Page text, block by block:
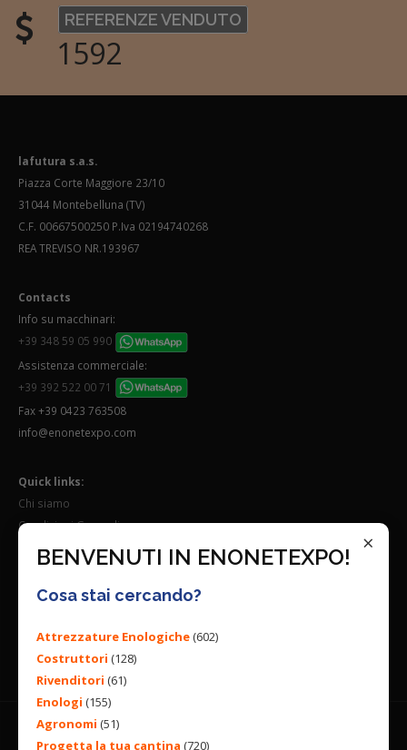
×
BENVENUTI IN ENONETEXPO!
Cosa stai cercando?
Attrezzature Enologiche(602)
Costruttori (128)
Rivenditori (61)
Enologi (155)
Agronomi (51)
Progetta la tua cantina (720)
REFERENZE VENDUTO
1592
lafutura s.a.s.
Piazza Corte Maggiore 23/10
31044 Montebelluna (TV)
C.F. 00667500250 P.Iva 02194740268
REA TREVISO NR.193967
Contacts
Info su macchinari:
+39 348 59 05 990
Assistenza commerciale:
+39 392 522 00 71
Fax +39 0423 763508
info@enonetexpo.com
Quick links:
Chi siamo
Condizioni Generali
Lavora con noi
Seguici su: